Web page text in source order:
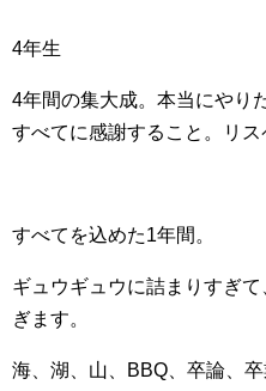
4年生
4年間の集大成。本当にやり
すべてに感謝すること。リス
すべてを込めた1年間。
ギュウギュウに詰まりすぎ
ぎます。
海、湖、山、BBQ、卒論、